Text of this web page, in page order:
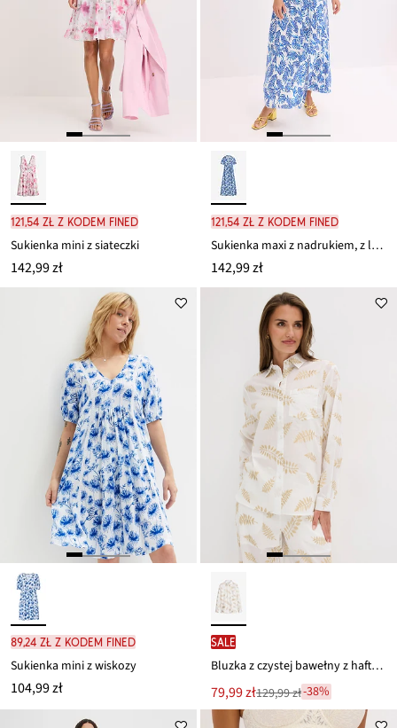
121,54 zł z kodem FINED
Sukienka mini z siateczki
142,99 zł
121,54 zł z kodem FINED
Sukienka maxi z nadrukiem, z lejącej wiskozy
142,99 zł
89,24 zł z kodem FINED
Sukienka mini z wiskozy
104,99 zł
SALE
Bluzka z czystej bawełny z haftem
Nowa
cena
to
79,99 zł
Przeceniono
z
129,99 zł-38%